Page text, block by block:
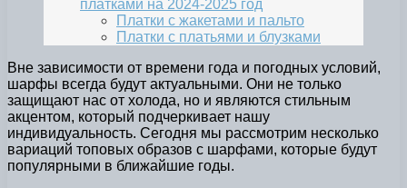
платками на 2024-2025 год
Платки с жакетами и пальто
Платки с платьями и блузками
Вне зависимости от времени года и погодных условий,
шарфы всегда будут актуальными. Они не только
защищают нас от холода, но и являются стильным
акцентом, который подчеркивает нашу
индивидуальность. Сегодня мы рассмотрим несколько
вариаций топовых образов с шарфами, которые будут
популярными в ближайшие годы.